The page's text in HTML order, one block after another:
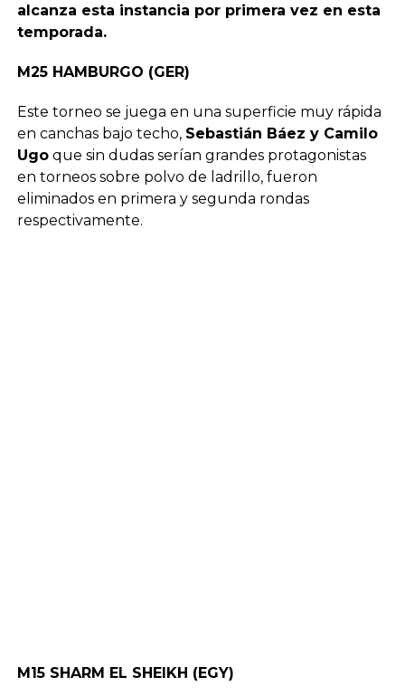
alcanza esta instancia por primera vez en esta
temporada.
M25 HAMBURGO (GER)
Este torneo se juega en una superficie muy rápida
en canchas bajo techo, Sebastián Báez y Camilo
Ugoque sin dudas serían grandes protagonistas
en torneos sobre polvo de ladrillo, fueron
eliminados en primera y segunda rondas
respectivamente.
M15 SHARM EL SHEIKH (EGY)